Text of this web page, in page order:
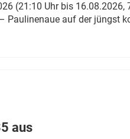
(21:10 Uhr bis
auf der jüngst
aus